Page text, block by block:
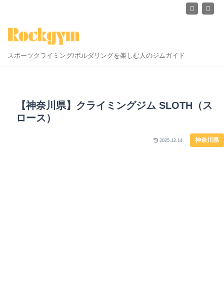
スポーツクライミング/ボルダリングを楽しむ人のジムガイド
【神奈川県】クライミングジム SLOTH（ス
ロース）
2025.12.14 神奈川県